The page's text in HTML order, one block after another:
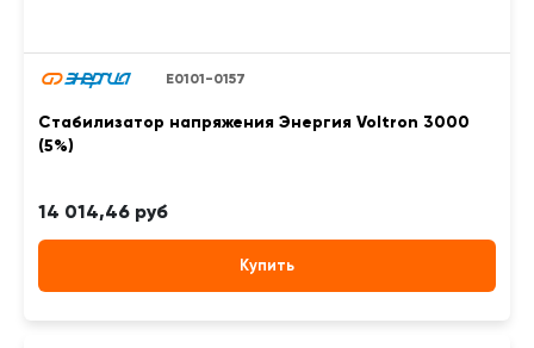
Е0101-0157
Стабилизатор напряжения Энергия Voltron 3000
(5%)
14 014,46 руб
Купить